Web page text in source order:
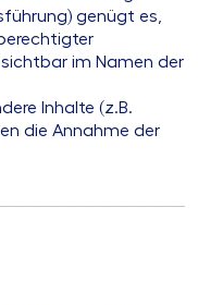
genügt es,
im Namen der
Inhalte (z.B.
die Annahme der